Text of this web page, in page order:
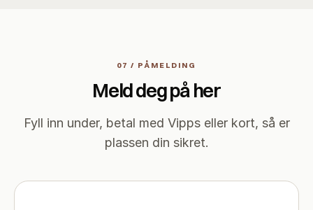
07 / PÅMELDING
Meld deg på her
Fyll inn under, betal med Vipps eller kort, så er
plassen din sikret.